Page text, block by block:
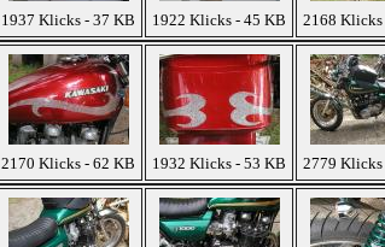
1937 Klicks - 37 KB 1922 Klicks - 45 KB 2168 Klicks
2170 Klicks - 62 KB 1932 Klicks - 53 KB 2779 Klicks